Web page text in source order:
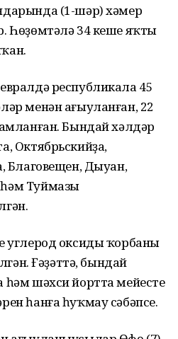
(1-шәр) хәмер
Һөҙөмтәлә 34 кеше яҡты
республикала 45
менән ағыуланған, 22
Бындай хәлдәр
Октябрьскийҙа,
Благовещен, Дыуан,
Туймазы
углерод оксиды ҡорбаны
Ғәҙәттә, бындай
һәм шәхси йортта мейесте
һанға һуҡмау сәбәпсе.